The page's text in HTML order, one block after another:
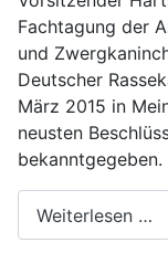
Fachtagung der
und
Deutscher
März 2015 in
neusten
bekanntgegeben.
Weiterlesen …